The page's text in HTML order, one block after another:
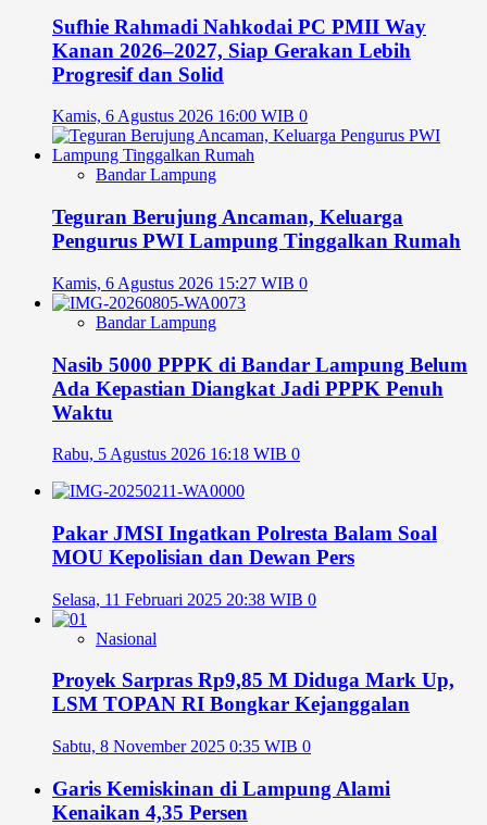
Sufhie Rahmadi Nahkodai PC PMII Way
Kanan 2026–2027, Siap Gerakan Lebih
Progresif dan Solid
Kamis, 6 Agustus 2026 16:00 WIB 0
Bandar Lampung
Teguran Berujung Ancaman, Keluarga
Pengurus PWI Lampung Tinggalkan Rumah
Kamis, 6 Agustus 2026 15:27 WIB 0
Bandar Lampung
Nasib 5000 PPPK di Bandar Lampung Belum
Ada Kepastian Diangkat Jadi PPPK Penuh
Waktu
Rabu, 5 Agustus 2026 16:18 WIB 0
Pakar JMSI Ingatkan Polresta Balam Soal
MOU Kepolisian dan Dewan Pers
Selasa, 11 Februari 2025 20:38 WIB 0
Nasional
Proyek Sarpras Rp9,85 M Diduga Mark Up,
LSM TOPAN RI Bongkar Kejanggalan
Sabtu, 8 November 2025 0:35 WIB 0
Garis Kemiskinan di Lampung Alami
Kenaikan 4,35 Persen